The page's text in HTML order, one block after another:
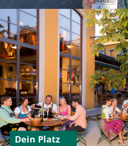
Rupertgasse 10, 5020 Salzburg
Dein Platz